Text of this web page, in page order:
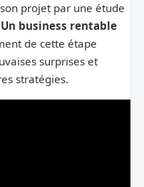
projet par une étude
Un business rentable
de cette étape
surprises et
stratégies.